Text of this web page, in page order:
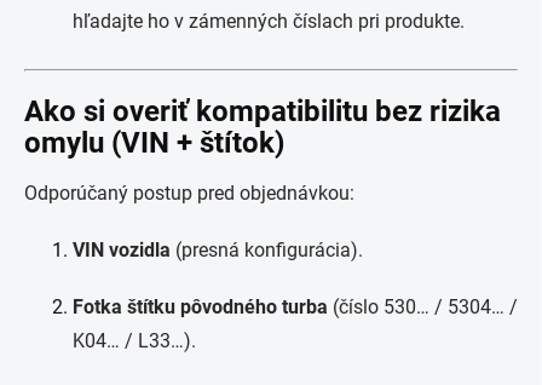
hľadajte ho v zámenných číslach pri produkte.
Ako si overiť kompatibilitu bez rizika
omylu (VIN + štítok)
Odporúčaný postup pred objednávkou:
VIN vozidla (presná konfigurácia).
Fotka štítku pôvodného turba (číslo 530… / 5304… /
K04… / L33…).